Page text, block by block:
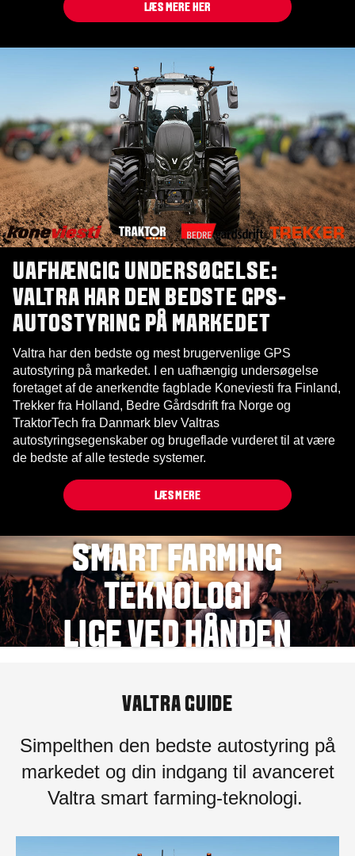
LÆS MERE HER
UAFHÆNGIG UNDERSØGELSE:
VALTRA HAR DEN BEDSTE GPS-
AUTOSTYRING PÅ MARKEDET
Valtra har den bedste og mest brugervenlige GPS
autostyring på markedet. I en uafhængig undersøgelse
foretaget af de anerkendte fagblade Koneviesti fra Finland,
Trekker fra Holland, Bedre Gårdsdrift fra Norge og
TraktorTech fra Danmark blev Valtras
autostyringsegenskaber og brugeflade vurderet til at være
de bedste af alle testede systemer.
LÆS MERE
SMART FARMING
TEKNOLOGI
LIGE VED HÅNDEN
VALTRA GUIDE
Simpelthen den bedste autostyring på
markedet og din indgang til avanceret
Valtra smart farming-teknologi.